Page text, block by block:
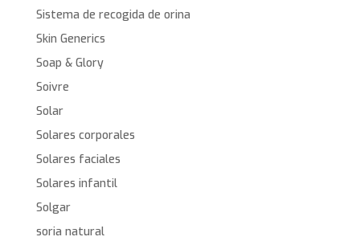
Sistema de recogida de orina
Skin Generics
Soap & Glory
Soivre
Solar
Solares corporales
Solares faciales
Solares infantil
Solgar
soria natural